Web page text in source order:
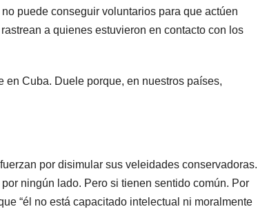
puede conseguir voluntarios para que actúen
a quienes estuvieron en contacto con los
Cuba. Duele porque, en nuestros países,
por disimular sus veleidades conservadoras.
ningún lado. Pero si tienen sentido común. Por
“él no está capacitado intelectual ni moralmente